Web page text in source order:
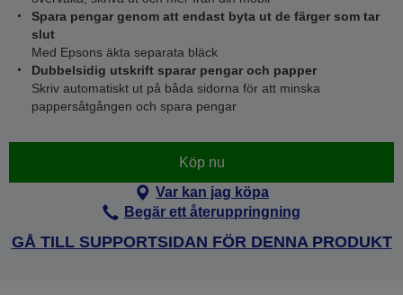
Spara pengar genom att endast byta ut de färger som tar
slut
Med Epsons äkta separata bläck
Dubbelsidig utskrift sparar pengar och papper
Skriv automatiskt ut på båda sidorna för att minska
pappersåtgången och spara pengar
Köp nu
Var kan jag köpa
Begär ett återuppringning
GÅ TILL SUPPORTSIDAN FÖR DENNA PRODUKT